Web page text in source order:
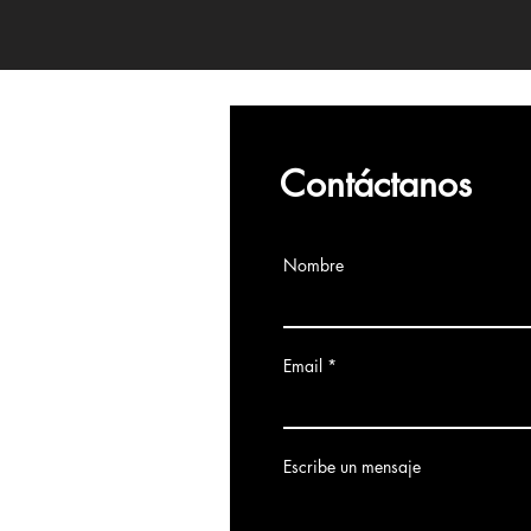
Contáctanos
Nombre
Email
Escribe un mensaje